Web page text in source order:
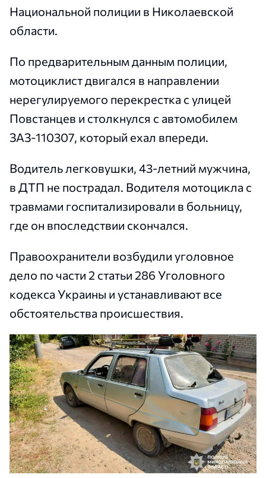
Национальной полиции в Николаевской
области.
По предварительным данным полиции,
мотоциклист двигался в направлении
нерегулируемого перекрестка с улицей
Повстанцев и столкнулся с автомобилем
ЗАЗ-110307, который ехал впереди.
Водитель легковушки, 43-летний мужчина,
в ДТП не пострадал. Водителя мотоцикла с
травмами госпитализировали в больницу,
где он впоследствии скончался.
Правоохранители возбудили уголовное
дело по части 2 статьи 286 Уголовного
кодекса Украины и устанавливают все
обстоятельства происшествия.